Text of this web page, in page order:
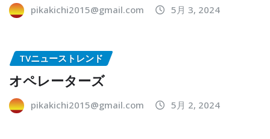
pikakichi2015@gmail.com 5月 3, 2024
TVニューストレンド
オペレーターズ
pikakichi2015@gmail.com 5月 2, 2024